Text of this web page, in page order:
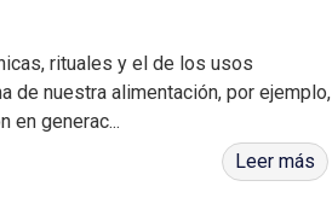
rituales y el de los usos
de nuestra alimentación, por ejemplo,
en generac...
Leer más